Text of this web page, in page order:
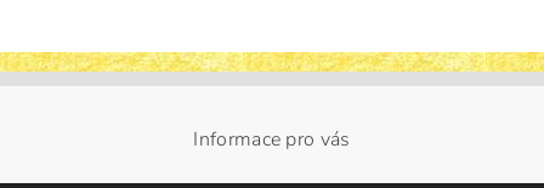
Informace pro vás